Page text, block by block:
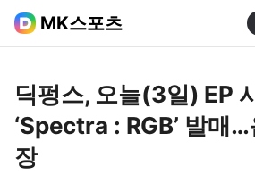
MK스포츠
딕펑스, 오늘(3일) EP
‘Spectra : RGB’ 발매
장